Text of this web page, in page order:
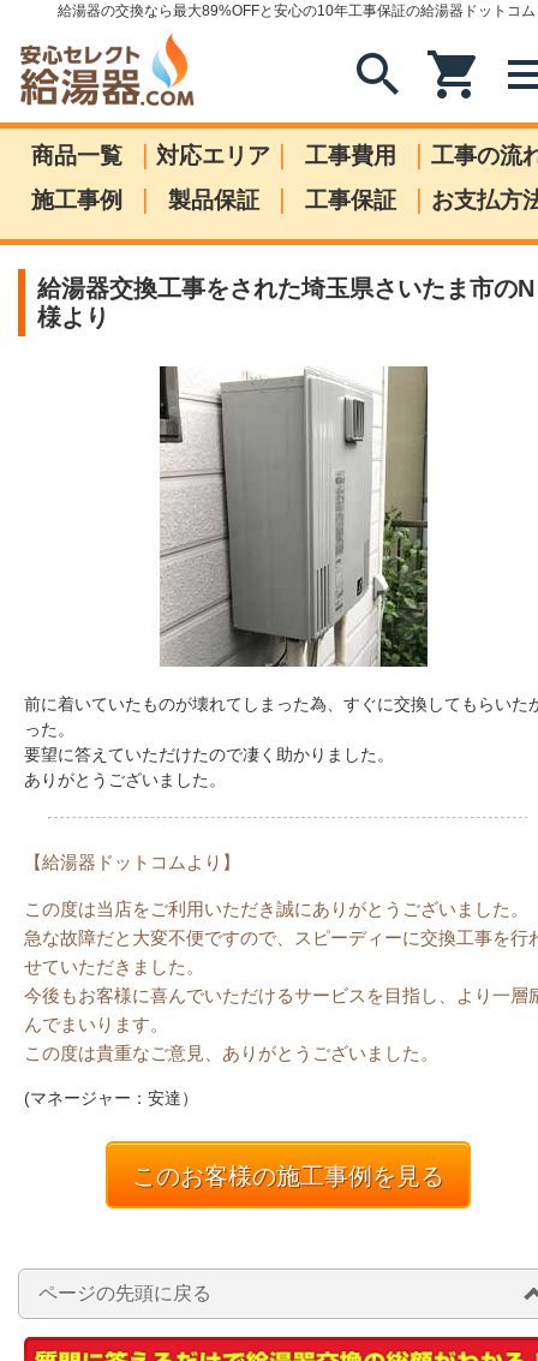
給湯器の交換なら最大89%OFFと安心の10年工事保証の給湯器ドットコム
search shopping_cart
商品一覧 | 対応エリア | 工事費用 | 工事の流
施工事例
| 製品保証 | 工事保証 | お支払方
給湯器交換工事をされた埼玉県さいたま市のN
様より
前に着いていたものが壊れてしまった為、すぐに交換してもらいた
った。
要望に答えていただけたので凄く助かりました。
ありがとうございました。
【給湯器ドットコムより】
この度は当店をご利用いただき誠にありがとうございました。
急な故障だと大変不便ですので、スピーディーに交換工事を行
せていただきました。
今後もお客様に喜んでいただけるサービスを目指し、より一層
んでまいります。
この度は貴重なご意見、ありがとうございました。
(マネージャー：安達）
このお客様の施工事例を見る
ページの先頭に戻る